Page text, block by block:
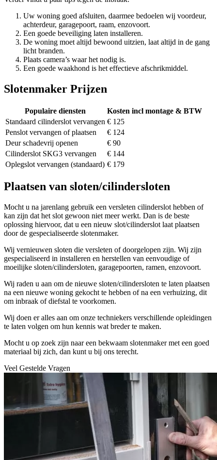
Uw woning goed afsluiten, daarmee bedoelen wij voordeur,
achterdeur, garagepoort, raam, enzovoort.
Een goede beveiliging laten installeren.
De woning moet altijd bewoond uitzien, laat altijd in de gang
licht branden.
Plaats camera’s waar het nodig is.
Een goede waakhond is het effectieve afschrikmiddel.
Slotenmaker Prijzen
Populaire diensten
Kosten incl montage & BTW
Standaard cilinderslot vervangen € 125
Penslot vervangen of plaatsen
€ 124
Deur schadevrij openen
€ 90
Cilinderslot SKG3 vervangen
€ 144
Oplegslot vervangen (standaard) € 179
Plaatsen van sloten/cilindersloten
Mocht u na jarenlang gebruik een versleten cilinderslot hebben of
kan zijn dat het slot gewoon niet meer werkt. Dan is de beste
oplossing hiervoor, dat u een nieuw slot/cilinderslot laat plaatsen
door de gespecialiseerde slotenmaker.
Wij vernieuwen sloten die versleten of doorgelopen zijn. Wij zijn
gespecialiseerd in installeren en herstellen van eenvoudige of
moeilijke sloten/cilindersloten, garagepoorten, ramen, enzovoort.
Wij raden u aan om de nieuwe sloten/cilindersloten te laten plaatsen
na een nieuwe woning gekocht te hebben of na een verhuizing, dit
om inbraak of diefstal te voorkomen.
Wij doen er alles aan om onze techniekers verschillende opleidingen
te laten volgen om hun kennis wat breder te maken.
Mocht u op zoek zijn naar een bekwaam slotenmaker met een goed
materiaal bij zich, dan kunt u bij ons terecht.
Veel Gestelde Vragen